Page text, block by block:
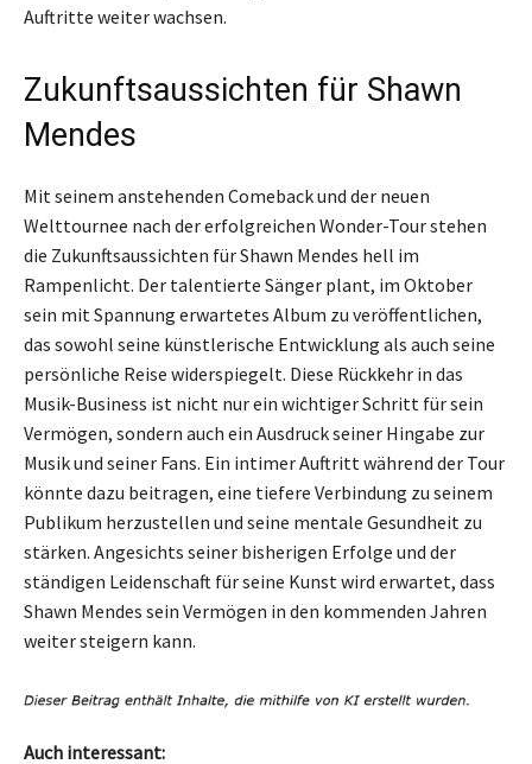
Auftritte weiter wachsen.
Zukunftsaussichten für Shawn
Mendes
Mit seinem anstehenden Comeback und der neuen
Welttournee nach der erfolgreichen Wonder-Tour stehen
die Zukunftsaussichten für Shawn Mendes hell im
Rampenlicht. Der talentierte Sänger plant, im Oktober
sein mit Spannung erwartetes Album zu veröffentlichen,
das sowohl seine künstlerische Entwicklung als auch seine
persönliche Reise widerspiegelt. Diese Rückkehr in das
Musik-Business ist nicht nur ein wichtiger Schritt für sein
Vermögen, sondern auch ein Ausdruck seiner Hingabe zur
Musik und seiner Fans. Ein intimer Auftritt während der Tour
könnte dazu beitragen, eine tiefere Verbindung zu seinem
Publikum herzustellen und seine mentale Gesundheit zu
stärken. Angesichts seiner bisherigen Erfolge und der
ständigen Leidenschaft für seine Kunst wird erwartet, dass
Shawn Mendes sein Vermögen in den kommenden Jahren
weiter steigern kann.
Auch interessant: